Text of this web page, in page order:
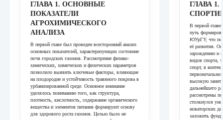
ГЛАВА 1. ОСНОВНЫЕ
ПОКАЗАТЕЛИ
АГРОХИМИЧЕСКОГО
АНАЛИЗА
В первой главе был проведен всесторонний анализ
основных показателей, характеризующих состояние
почв городских газонов. Рассмотрение физико-
химических, химических и физических параметров
позволило выявить ключевые факторы, влияющие
на плодородие и устойчивость травяного покрова в
урбанизированной среде. Основное внимание
уделялось пониманию того, как структура,
плотность, кислотность, содержание органического
вещества и элементов питания формируют основу
для здорового роста газонов. Целью было не
ГЛАВА
В первой главе
путь
ЮУрГУ, что
её развития.
зарождению и
видов спорта,
спорт, в
высокую
дальнейшего
рассмотрены
столкнулся
новаторских
заложить